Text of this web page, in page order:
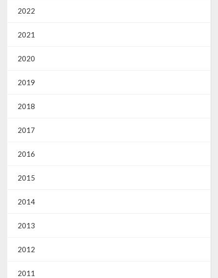
2022
2021
2020
2019
2018
2017
2016
2015
2014
2013
2012
2011